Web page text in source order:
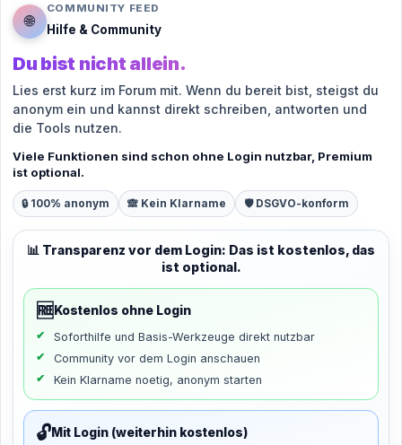
🌐
COMMUNITY FEED
Hilfe & Community
Du bist nicht allein.
Lies erst kurz im Forum mit. Wenn du bereit bist, steigst du
anonym ein und kannst direkt schreiben, antworten und
die Tools nutzen.
Viele Funktionen sind schon ohne Login nutzbar, Premium
ist optional.
🔒 100% anonym 🙈 Kein Klarname 🛡️ DSGVO-konform
📊 Transparenz vor dem Login: Das ist kostenlos, das
ist optional.
🆓 Kostenlos ohne Login
Soforthilfe und Basis-Werkzeuge direkt nutzbar
Community vor dem Login anschauen
Kein Klarname noetig, anonym starten
🔓Mit Login (weiterhin kostenlos)